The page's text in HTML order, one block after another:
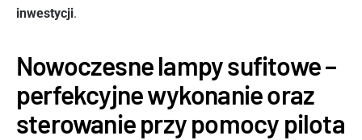
inwestycji.
Nowoczesne lampy sufitowe –
perfekcyjne wykonanie oraz
sterowanie przy pomocy pilota